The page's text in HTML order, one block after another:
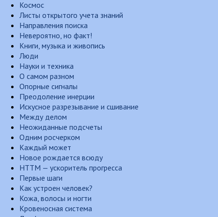
Космос
Листы открытого учета знаний
Направления поиска
Невероятно, но факт!
Книги, музыка и живопись
Люди
Науки и техника
О самом разном
Опорные сигналы
Преодоление инерции
Искусное разрезывание и сшивание
Между делом
Неожиданные подсчеты
Одним росчерком
Каждый может
Новое рождается всюду
НТТМ — ускоритель прогресса
Первые шаги
Как устроен человек?
Кожа, волосы и ногти
Кровеносная система